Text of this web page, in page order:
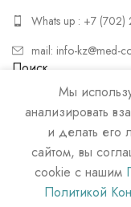
Whats up : +7
mail: info-kz@med-
Поиск
Мы
анализировать
и делать его
сайтом, вы
cookie с нашим
Политикой